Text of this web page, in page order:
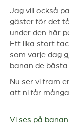
Jag vill också
gäster för det
under den här
Ett lika stort
som varje dag
banan de
Nu ser vi fram
att ni får
Vi ses på banan!